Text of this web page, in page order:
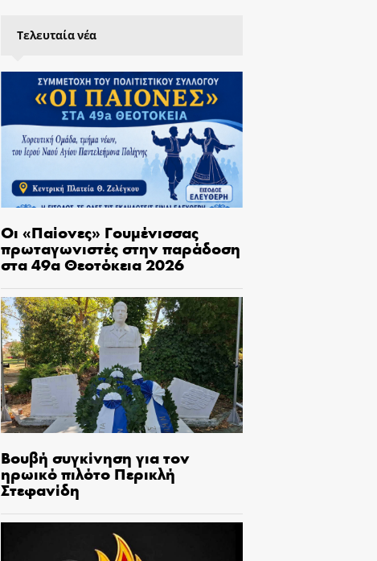
Τελευταία νέα
Οι «Παίονες» Γουμένισσας
πρωταγωνιστές στην παράδοση
στα 49α Θεοτόκεια 2026
Βουβή συγκίνηση για τον
ηρωικό πιλότο Περικλή
Στεφανίδη